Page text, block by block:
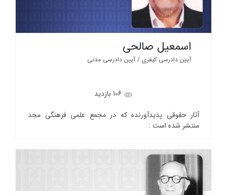
اسمعیل صالحی
آیین دادرسی کیفری / آیین دادرسی مدنی
آثار حقوقی پدیدآورنده که در مجمع علمی فرهنگی مجد
منتشر شده است :